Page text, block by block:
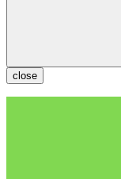
close